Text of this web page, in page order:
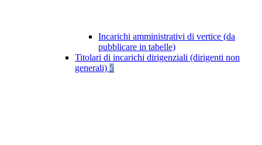
Incarichi amministrativi di vertice (da
pubblicare in tabelle)
Titolari di incarichi dirigenziali (dirigenti non
generali) 5